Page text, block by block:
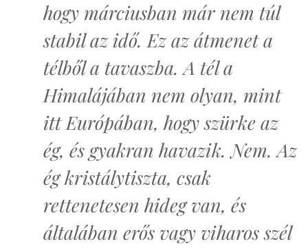
hogy márciusban már nem túl
stabil az idő. Ez az átmenet a
télből a tavaszba. A tél a
Himalájában nem olyan, mint
itt Európában, hogy szürke az
ég, és gyakran havazik. Nem. Az
ég kristálytiszta, csak
rettenetesen hideg van, és
általában erős vagy viharos szél